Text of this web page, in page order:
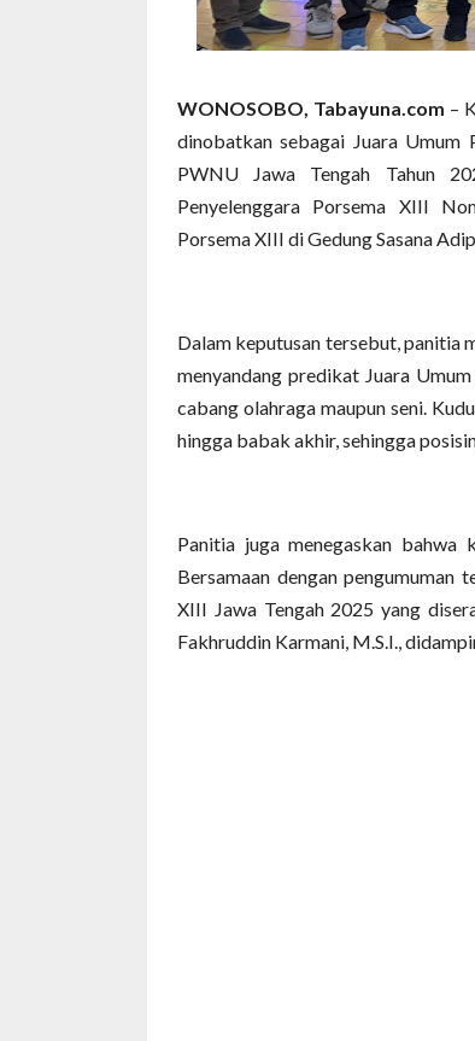
WONOSOBO, Tabayuna.com –
dinobatkan sebagai Juara Umum
PWNU Jawa Tengah Tahun
Penyelenggara Porsema XIII
Porsema XIII di Gedung Sasana
Dalam keputusan tersebut, panitia
menyandang predikat Juara
cabang olahraga maupun seni.
hingga babak akhir, sehingga
Panitia juga menegaskan
Bersamaan dengan pengumuman
XIII Jawa Tengah 2025 yang
Fakhruddin Karmani, M.S.I.,